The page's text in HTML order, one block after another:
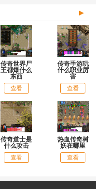
传奇世界尸
王都爆什么
东西
查看
传奇手游玩
什么职业厉
害
查看
传奇道士是
什么攻击
查看
热血传奇树
妖在哪里
查看